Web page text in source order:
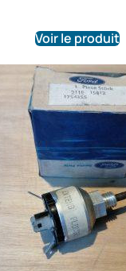
Voir le produit